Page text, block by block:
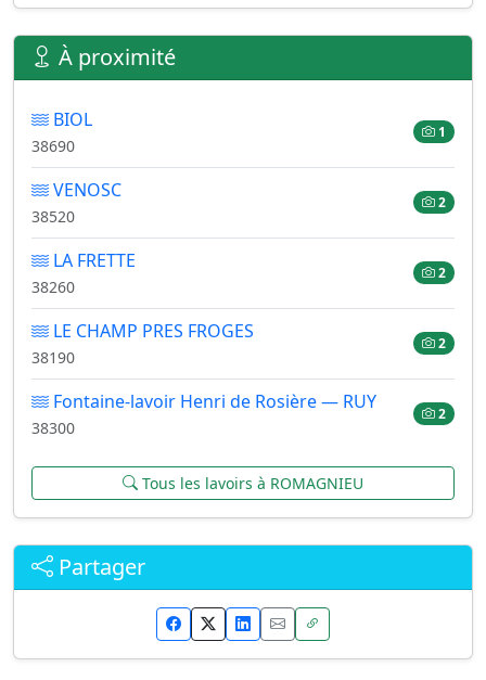
À proximité
BIOL
38690
1
VENOSC
38520
2
LA FRETTE
38260
2
LE CHAMP PRES FROGES
38190
2
Fontaine-lavoir Henri de Rosière — RUY
38300
2
Tous les lavoirs à ROMAGNIEU
Partager